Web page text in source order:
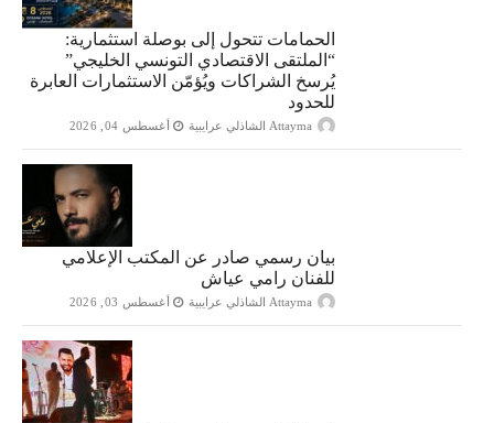
الحمامات تتحول إلى بوصلة استثمارية:
“الملتقى الاقتصادي التونسي الخليجي”
يُرسخ الشراكات ويُؤمّن الاستثمارات العابرة
للحدود
Attayma الشاذلي عرايبية أغسطس 04, 2026
بيان رسمي صادر عن المكتب الإعلامي
للفنان رامي عياش
Attayma الشاذلي عرايبية أغسطس 03, 2026